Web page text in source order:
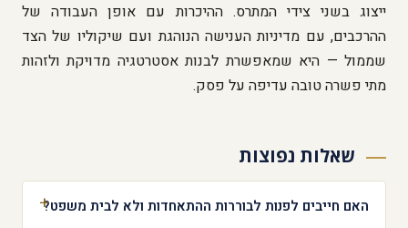
ייצוג בשני צידי המתרס. ההיכרות עם אופן העבודה של
ההרכבים, עם מדיניות הענישה הנוהגת ועם שיקוליו של הצד
שממול — היא שמאפשרת לבנות אסטרטגיה מדויקת ולזהות
מתי פשרה טובה עדיפה על פסק.
שאלות נפוצות
האם חייבים לפנות לבוררות ההתאחדות ולא לבית משפט?